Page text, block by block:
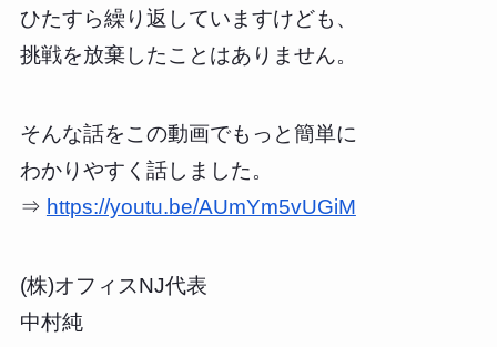
ひたすら繰り返していますけども、
挑戦を放棄したことはありません。
そんな話をこの動画でもっと簡単に
わかりやすく話しました。
⇒ https://youtu.be/AUmYm5vUGiM
(株)オフィスNJ代表
中村純